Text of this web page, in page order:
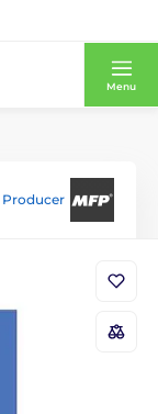
Menu
Producer